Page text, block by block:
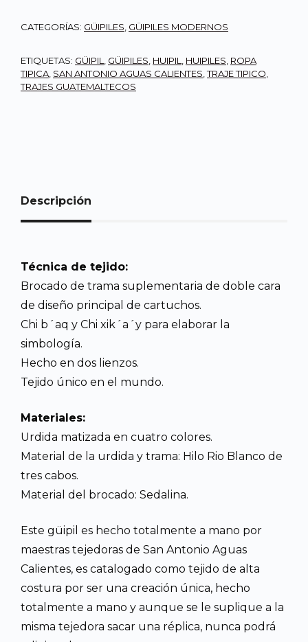
CATEGORÍAS: GÜIPILES, GÜIPILES MODERNOS
ETIQUETAS: GÜIPIL, GÜIPILES, HUIPIL, HUIPILES, ROPA
TIPICA, SAN ANTONIO AGUAS CALIENTES,TRAJE TIPICO,
TRAJES GUATEMALTECOS
Descripción
Técnica de tejido:
Brocado de trama suplementaria de doble cara
de diseño principal de cartuchos.
Chi b´aq y Chi xik´a´y para elaborar la
simbología.
Hecho en dos lienzos.
Tejido único en el mundo.
Materiales:
Urdida matizada en cuatro colores.
Material de la urdida y trama: Hilo Rio Blanco de
tres cabos.
Material del brocado: Sedalina.
Este güipil es hecho totalmente a mano por
maestras tejedoras de San Antonio Aguas
Calientes, es catalogado como tejido de alta
costura por ser una creación única, hecho
totalmente a mano y aunque se le suplique a la
misma tejedora sacar una réplica, nunca podrá